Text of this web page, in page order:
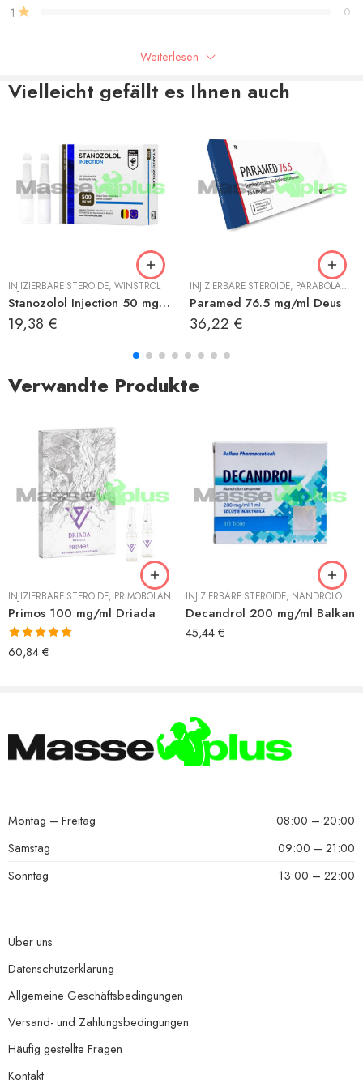
1 0
Seien Sie der Erste, der “Trenbomed E 200 mg/ml Deus”
bewertet
Weiterlesen
Vielleicht gefällt es Ihnen auch
ACETAT
INJIZIERBARE STEROIDE, WINSTROL
Stanozolol Injection 50 mg/ml Hilma
19,38 €
INJIZIERBARE STEROIDE, PARABOLAN (TRENBOLON HEXAHYDROBENZYLCARBONAT)
Paramed 76.5 mg/ml Deus
36,22 €
Verwandte Produkte
INJIZIERBARE STEROIDE, PRIMOBOLAN
Primos 100 mg/ml Driada
Bewertet mit
5.00von 5
60,84€
INJIZIERBARE STEROIDE, NANDROLON
Decandrol 200 mg/ml Balkan
45,44€
Montag – Freitag
08:00 – 20:00
Samstag
09:00 – 21:00
Sonntag
13:00 – 22:00
Über uns
Datenschutzerklärung
Allgemeine Geschäftsbedingungen
Versand- und Zahlungsbedingungen
Häufig gestellte Fragen
Kontakt